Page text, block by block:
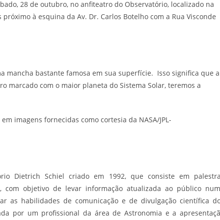
28 de outubro, no anfiteatro do Observatório, localizado na
à esquina da Av. Dr. Carlos Botelho com a Rua Visconde
mancha bastante famosa em sua superfície. Isso significa que a
marcado com o maior planeta do Sistema Solar, teremos a
imagens fornecidas como cortesia da NASA/JPL-
Dietrich Schiel criado em 1992, que consiste em
objetivo de levar informação atualizada ao público
as habilidades de comunicação e de divulgação científica
por um profissional da área de Astronomia e a